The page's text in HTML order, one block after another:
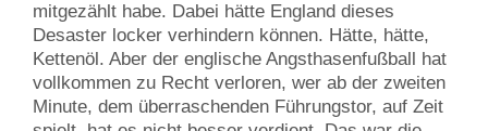
mitgezählt habe. Dabei hätte England dieses
Desaster locker verhindern können. Hätte, hätte,
Kettenöl. Aber der englische Angsthasenfußball hat
vollkommen zu Recht verloren, wer ab der zweiten
Minute, dem überraschenden Führungstor, auf Zeit